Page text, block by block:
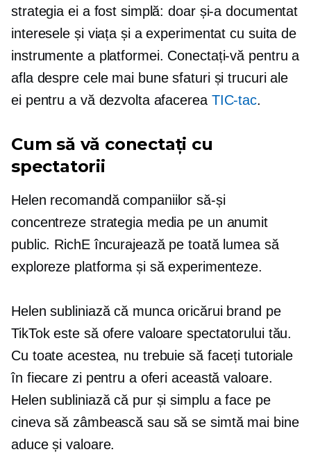
strategia ei a fost simplă: doar și-a documentat
interesele și viața și a experimentat cu suita de
instrumente a platformei. Conectați-vă pentru a
afla despre cele mai bune sfaturi și trucuri ale
ei pentru a vă dezvolta afacerea TIC-tac.
Cum să vă conectați cu
spectatorii
Helen recomandă companiilor să-și
concentreze strategia media pe un anumit
public. RichE încurajează pe toată lumea să
exploreze platforma și să experimenteze.
Helen subliniază că munca oricărui brand pe
TikTok este să ofere valoare spectatorului tău.
Cu toate acestea, nu trebuie să faceți tutoriale
în fiecare zi pentru a oferi această valoare.
Helen subliniază că pur și simplu a face pe
cineva să zâmbească sau să se simtă mai bine
aduce și valoare.